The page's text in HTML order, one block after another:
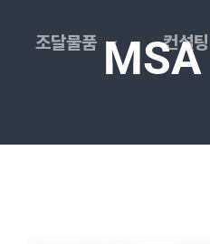
조달물품 컨설팅